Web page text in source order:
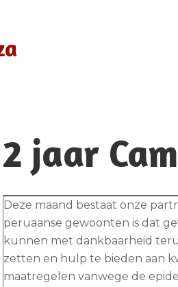
2 jaar
Deze maand bestaat onze
peruaanse gewoonten is dat
kunnen met dankbaarheid
zetten en hulp te bieden aan
maatregelen vanwege de